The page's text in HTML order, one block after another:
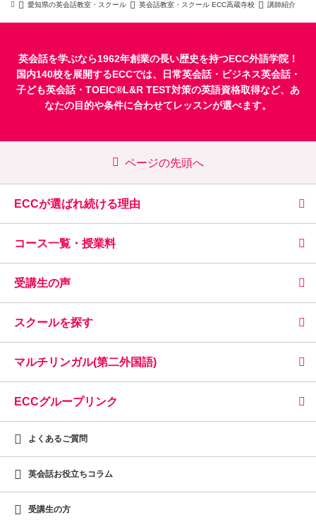
愛知県の英会話教室・スクール 英会話教室・スクール ECC高蔵寺校 講師紹介
英会話を学ぶなら1962年創業の長い歴史を持つECC外語学院！
国内140校を展開するECCでは、
日常英会話・ ビジネス英会話・
子ども英会話・ TOEIC®L&R TEST対策の英語資格取得など、あ
なたの目的や条件に合わせてレッスンが選べます。
ページの先頭へ
ECCが選ばれ続ける理由
コース一覧・授業料
受講生の声
スクールを探す
マルチリンガル(第二外国語)
ECCグループリンク
よくあるご質問
英会話お役立ちコラム
受講生の方